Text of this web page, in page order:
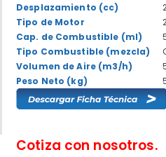
Desplazamiento (cc)
Tipo de Motor
Cap. de Combustible (ml)
Tipo Combustible (mezcla)
Volumen de Aire (m3/h)
Peso Neto (kg)
Cotiza con nosotros.